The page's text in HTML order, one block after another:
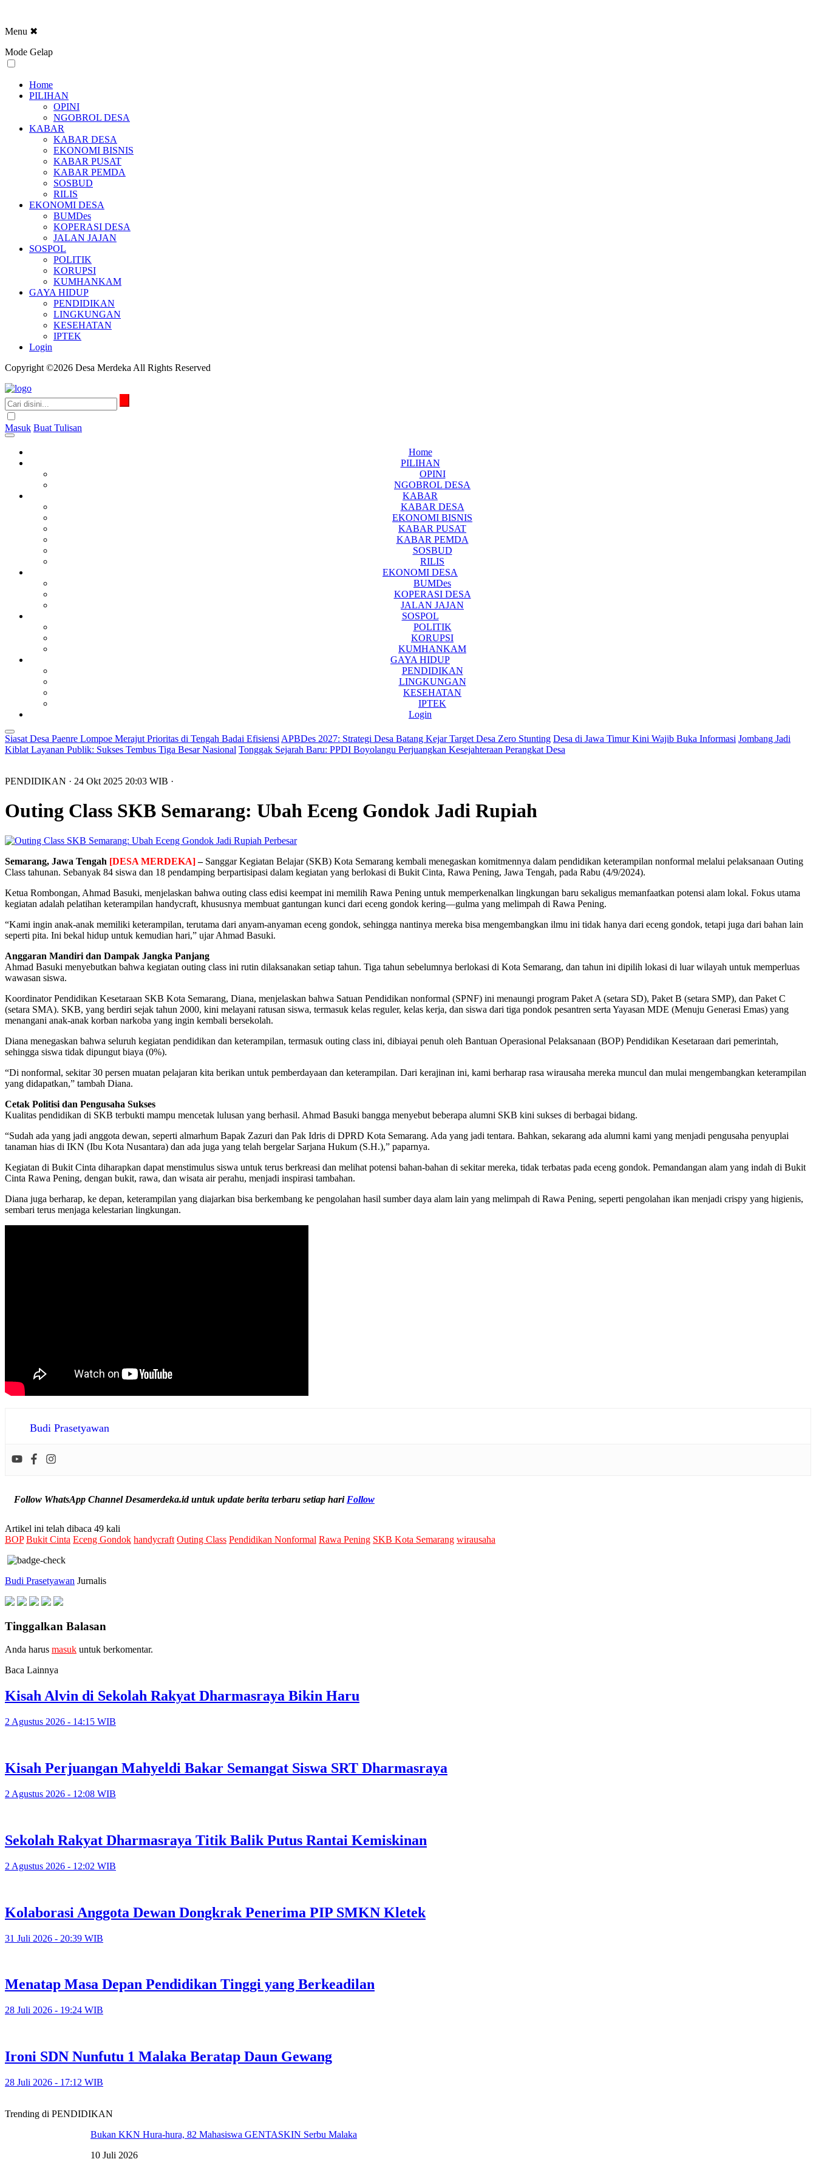
Menu ✖
Mode Gelap
Home
PILIHAN
OPINI
NGOBROL DESA
KABAR
KABAR DESA
EKONOMI BISNIS
KABAR PUSAT
KABAR PEMDA
SOSBUD
RILIS
EKONOMI DESA
BUMDes
KOPERASI DESA
JALAN JAJAN
SOSPOL
POLITIK
KORUPSI
KUMHANKAM
GAYA HIDUP
PENDIDIKAN
LINGKUNGAN
KESEHATAN
IPTEK
Login
Copyright ©2026 Desa Merdeka All Rights Reserved
Masuk Buat Tulisan
Home
PILIHAN
OPINI
NGOBROL DESA
KABAR
KABAR DESA
EKONOMI BISNIS
KABAR PUSAT
KABAR PEMDA
SOSBUD
RILIS
EKONOMI DESA
BUMDes
KOPERASI DESA
JALAN JAJAN
SOSPOL
POLITIK
KORUPSI
KUMHANKAM
GAYA HIDUP
PENDIDIKAN
LINGKUNGAN
KESEHATAN
IPTEK
Login
Siasat Desa Paenre Lompoe Merajut Prioritas di Tengah Badai Efisiensi APBDes 2027: Strategi Desa Batang Kejar Target Desa Zero Stunting Desa di Jawa Timur Kini Wajib Buka Informasi Jombang Jadi
Kiblat Layanan Publik: Sukses Tembus Tiga Besar Nasional Tonggak Sejarah Baru: PPDI Boyolangu Perjuangkan Kesejahteraan Perangkat Desa
PENDIDIKAN · 24 Okt 2025 20:03 WIB ·
Outing Class SKB Semarang: Ubah Eceng Gondok Jadi Rupiah
Perbesar
Semarang, Jawa Tengah [DESA MERDEKA]–Sanggar Kegiatan Belajar (SKB) Kota Semarang kembali menegaskan komitmennya dalam pendidikan keterampilan nonformal melalui pelaksanaan Outing
Class tahunan. Sebanyak 84 siswa dan 18 pendamping berpartisipasi dalam kegiatan yang berlokasi di Bukit Cinta, Rawa Pening, Jawa Tengah, pada Rabu (4/9/2024).
Ketua Rombongan, Ahmad Basuki, menjelaskan bahwa outing class edisi keempat ini memilih Rawa Pening untuk memperkenalkan lingkungan baru sekaligus memanfaatkan potensi alam lokal. Fokus utama
kegiatan adalah pelatihan keterampilan handycraft, khususnya membuat gantungan kunci dari eceng gondok kering—gulma yang melimpah di Rawa Pening.
“Kami ingin anak-anak memiliki keterampilan, terutama dari anyam-anyaman eceng gondok, sehingga nantinya mereka bisa mengembangkan ilmu ini tidak hanya dari eceng gondok, tetapi juga dari bahan lain
seperti pita. Ini bekal hidup untuk kemudian hari,” ujar Ahmad Basuki.
Anggaran Mandiri dan Dampak Jangka Panjang
Ahmad Basuki menyebutkan bahwa kegiatan outing class ini rutin dilaksanakan setiap tahun. Tiga tahun sebelumnya berlokasi di Kota Semarang, dan tahun ini dipilih lokasi di luar wilayah untuk memperluas
wawasan siswa.
Koordinator Pendidikan Kesetaraan SKB Kota Semarang, Diana, menjelaskan bahwa Satuan Pendidikan nonformal (SPNF) ini menaungi program Paket A (setara SD), Paket B (setara SMP), dan Paket C
(setara SMA). SKB, yang berdiri sejak tahun 2000, kini melayani ratusan siswa, termasuk kelas reguler, kelas kerja, dan siswa dari tiga pondok pesantren serta Yayasan MDE (Menuju Generasi Emas) yang
menangani anak-anak korban narkoba yang ingin kembali bersekolah.
Diana menegaskan bahwa seluruh kegiatan pendidikan dan keterampilan, termasuk outing class ini, dibiayai penuh oleh Bantuan Operasional Pelaksanaan (BOP) Pendidikan Kesetaraan dari pemerintah,
sehingga siswa tidak dipungut biaya (0%).
“Di nonformal, sekitar 30 persen muatan pelajaran kita berikan untuk pemberdayaan dan keterampilan. Dari kerajinan ini, kami berharap rasa wirausaha mereka muncul dan mulai mengembangkan keterampilan
yang didapatkan,” tambah Diana.
Cetak Politisi dan Pengusaha Sukses
Kualitas pendidikan di SKB terbukti mampu mencetak lulusan yang berhasil. Ahmad Basuki bangga menyebut beberapa alumni SKB kini sukses di berbagai bidang.
“Sudah ada yang jadi anggota dewan, seperti almarhum Bapak Zazuri dan Pak Idris di DPRD Kota Semarang. Ada yang jadi tentara. Bahkan, sekarang ada alumni kami yang menjadi pengusaha penyuplai
tanaman hias di IKN (Ibu Kota Nusantara) dan ada juga yang telah bergelar Sarjana Hukum (S.H.),” paparnya.
Kegiatan di Bukit Cinta diharapkan dapat menstimulus siswa untuk terus berkreasi dan melihat potensi bahan-bahan di sekitar mereka, tidak terbatas pada eceng gondok. Pemandangan alam yang indah di Bukit
Cinta Rawa Pening, dengan bukit, rawa, dan wisata air perahu, menjadi inspirasi tambahan.
Diana juga berharap, ke depan, keterampilan yang diajarkan bisa berkembang ke pengolahan hasil sumber daya alam lain yang melimpah di Rawa Pening, seperti pengolahan ikan menjadi crispy yang higienis,
sembari terus menjaga kelestarian lingkungan.
Budi Prasetyawan
Follow WhatsApp Channel Desamerdeka.id untuk update berita terbaru setiap hari Follow
Artikel ini telah dibaca 49 kali
BOP Bukit Cinta Eceng Gondok handycraft Outing Class Pendidikan Nonformal Rawa Pening SKB Kota Semarang wirausaha
Budi Prasetyawan Jurnalis
Tinggalkan Balasan
Anda harus masuk untuk berkomentar.
Baca Lainnya
Kisah Alvin di Sekolah Rakyat Dharmasraya Bikin Haru
2 Agustus 2026 - 14:15 WIB
Kisah Perjuangan Mahyeldi Bakar Semangat Siswa SRT Dharmasraya
2 Agustus 2026 - 12:08 WIB
Sekolah Rakyat Dharmasraya Titik Balik Putus Rantai Kemiskinan
2 Agustus 2026 - 12:02 WIB
Kolaborasi Anggota Dewan Dongkrak Penerima PIP SMKN Kletek
31 Juli 2026 - 20:39 WIB
Menatap Masa Depan Pendidikan Tinggi yang Berkeadilan
28 Juli 2026 - 19:24 WIB
Ironi SDN Nunfutu 1 Malaka Beratap Daun Gewang
28 Juli 2026 - 17:12 WIB
Trending di PENDIDIKAN
Bukan KKN Hura-hura, 82 Mahasiswa GENTASKIN Serbu Malaka
10 Juli 2026